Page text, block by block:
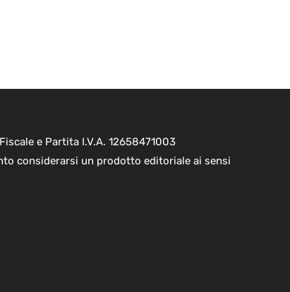
e Partita I.V.A. 12658471003
considerarsi un prodotto editoriale ai sensi